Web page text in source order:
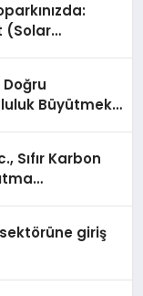
(Solar
Büyütmek
Sıfır Karbon
giriş